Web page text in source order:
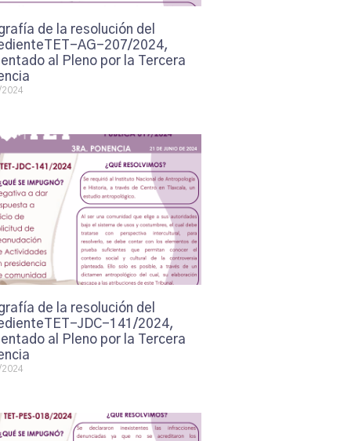
de la resolución del
AG-207/2024,
al Pleno por la Tercera
de la resolución del
JDC-141/2024,
al Pleno por la Tercera